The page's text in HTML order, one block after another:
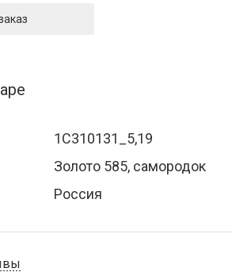
1С310131_5,19
Золото 585, самородок
Россия